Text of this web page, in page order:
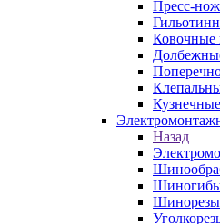
Пресс-
Ковочные
Назад
Шинорезы